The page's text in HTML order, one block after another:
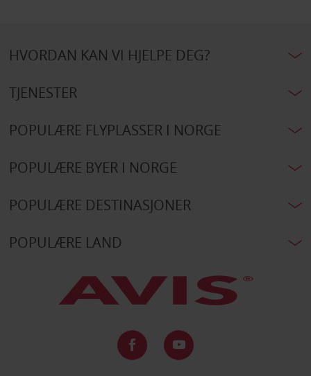
HVORDAN KAN VI HJELPE DEG?
TJENESTER
POPULÆRE FLYPLASSER I NORGE
POPULÆRE BYER I NORGE
POPULÆRE DESTINASJONER
POPULÆRE LAND